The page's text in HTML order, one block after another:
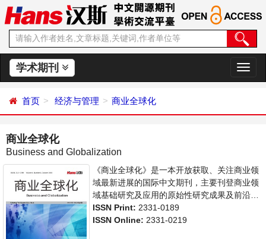
学术期刊
切
换
首页 经济与管理 商业全球化
商业全球化
Business and Globalization
《商业全球化》是一本开放获取、关注商业领
域最新进展的国际中文期刊，主要刊登商业领
域基础研究及应用的原始性研究成果及前沿报
道、学者讨论和专业评论等多方面的论文。本
刊支持思想创新、学术创新，倡导科学，繁荣
ISSN Print: 2331-0189
ISSN Online: 2331-0219